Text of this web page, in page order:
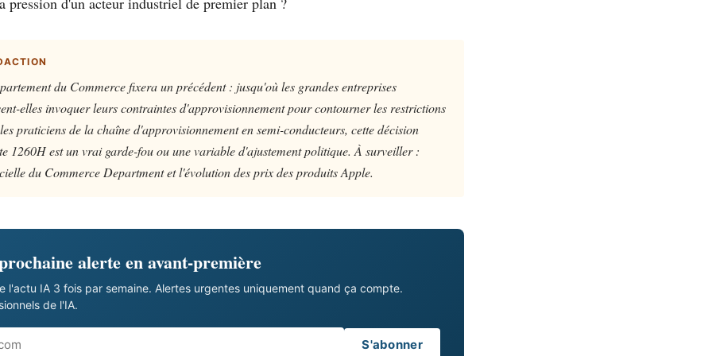
du Commerce fixera un précédent : jusqu'où les grandes entreprises
elles invoquer leurs contraintes d'approvisionnement pour contourner les restrictions
praticiens de la chaîne d'approvisionnement en semi-conducteurs, cette décision
1260H est un vrai garde-fou ou une variable d'ajustement politique. À surveiller :
du Commerce Department et l'évolution des prix des produits Apple.
alerte en avant-première
l'actu IA 3 fois par semaine. Alertes urgentes uniquement quand ça compte.
de l'IA.
S'abonner